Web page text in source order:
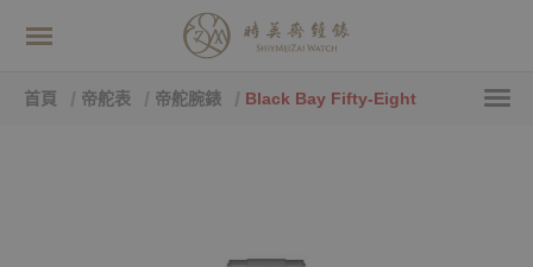
首頁 帝舵表 帝舵腕錶 Black Bay Fifty-Eight